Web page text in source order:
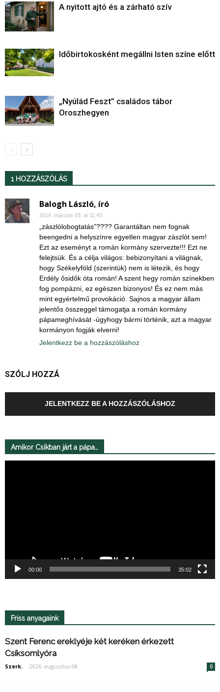
A nyitott ajtó és a zárható szív
Időbirtokosként megállni Isten színe előtt
„Nyúlád Feszt” családos tábor
Oroszhegyen
1 HOZZÁSZÓLÁS
Balogh László, író
2019. március 03. at 11:43
„zászlólobogtatás”???? Garantáltan nem fognak
beengedni a helyszínre egyetlen magyar zászlót sem!
Ezt az eseményt a román kormány szervezte!!! Ezt ne
felejtsük. És a célja világos: bebizonyítani a világnak,
hogy Székelyföld (szerintük) nem is létezik, és hogy
Erdély ősidők óta román! A szent hegy román színekben
fog pompázni, ez egészen bizonyos! És ez nem más
mint egyértelmű provokáció. Sajnos a magyar állam
jelentős összeggel támogatja a román kormány
pápameghívását -úgyhogy bármi történik, azt a magyar
kormányon fogják elverni!
Jelentkezz be a hozzászóláshoz
SZÓLJ HOZZÁ
JELENTKEZZ BE A HOZZÁSZÓLÁSHOZ
Amikor Csíkban járt a pápa…
00:00 35:02
Friss anyagaink
Szent Ferenc ereklyéje két keréken érkezett
Csíksomlyóra
Szerk. - 2026. augusztus 08. 0